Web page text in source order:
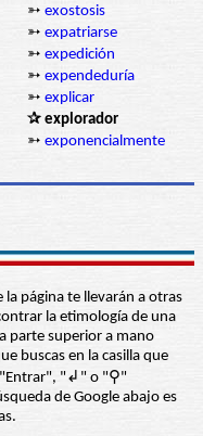
➳ exostosis
➳ expatriarse
➳ expedición
➳ expendeduría
➳ explicar
✰ explorador
➳ exponencialmente
página te llevarán a otras
la etimología de una
parte superior a mano
buscas en la casilla que
"Entrar", "↲" o "⚲"
de Google abajo es